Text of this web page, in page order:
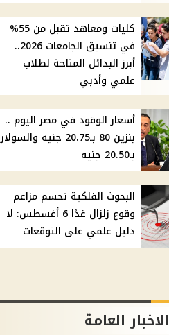
كليات ومعاهد تقبل من 55%
في تنسيق الجامعات 2026..
أبرز البدائل المتاحة لطلاب
علمي وأدبي
أسعار الوقود في مصر اليوم ..
بنزين 80 بـ20.75 جنيه والسولار
بـ20.50 جنيه
البحوث الفلكية تحسم مزاعم
وقوع زلزال غدًا 6 أغسطس: لا
دليل علمي على التوقعات
الاخبار العامة